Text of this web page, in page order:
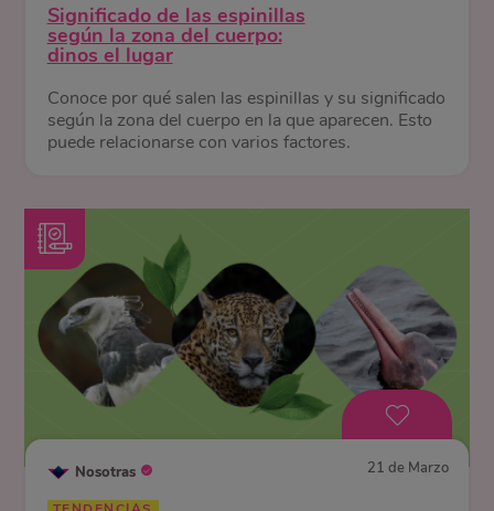
Significado de las espinillas
según la zona del cuerpo:
dinos el lugar
Conoce por qué salen las espinillas y su significado
según la zona del cuerpo en la que aparecen. Esto
puede relacionarse con varios factores.
Nosotras 21 de Marzo